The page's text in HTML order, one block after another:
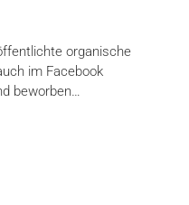
organische
im Facebook
beworben…